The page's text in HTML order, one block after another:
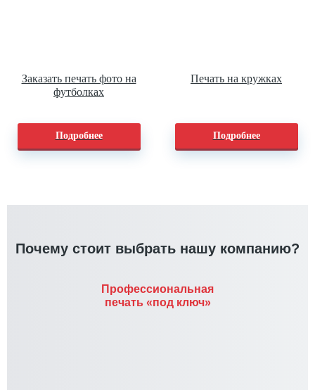
Заказать печать фото на
футболках
Подробнее
Печать на кружках
Подробнее
Почему стоит выбрать нашу компанию?
Профессиональная
печать «под ключ»